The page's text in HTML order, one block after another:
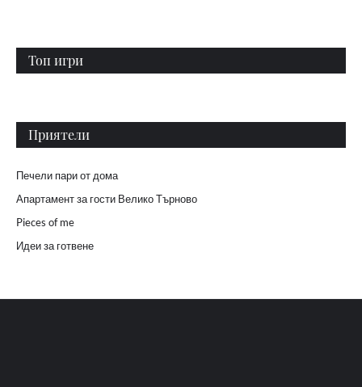
Топ игри
Приятели
Печели пари от дома
Апартамент за гости Велико Търново
Pieces of me
Идеи за готвене